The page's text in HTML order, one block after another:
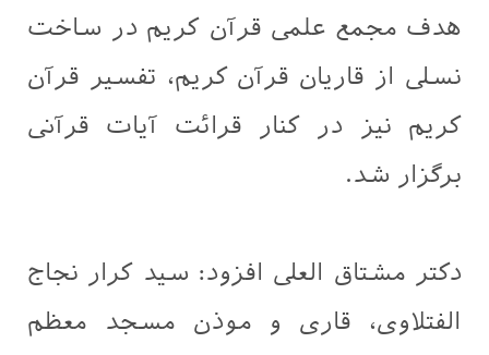
هدف مجمع علمی قرآن کریم در ساخت
نسلی از قاریان قرآن کریم، تفسیر قرآن
کریم نیز در کنار قرائت آیات قرآنی
برگزار شد.
دکتر مشتاق العلی افزود: سید کرار نجاج
الفتلاوی، قاری و موذن مسجد معظم